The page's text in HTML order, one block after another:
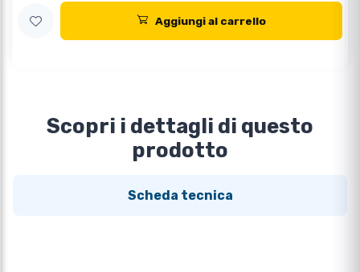
Aggiungi al carrello
Scopri i dettagli di questo
prodotto
Scheda tecnica